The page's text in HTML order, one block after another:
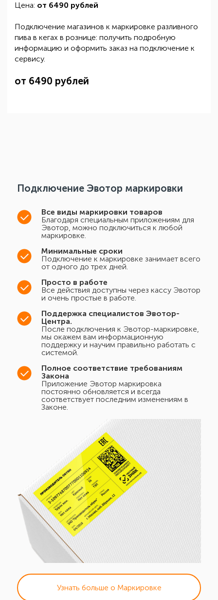
Цена: от 6490 рублей
Подключение магазинов к маркировке разливного
пива в кегах в рознице: получить подробную
информацию и оформить заказ на подключение к
сервису.
от 6490 рублей
Подключение Эвотор маркировки
Все виды маркировки товаров
Благодаря специальным приложениям для
Эвотор, можно подключиться к любой
маркировке.
Минимальные сроки
Подключение к маркировке занимает всего
от одного до трех дней.
Просто в работе
Все действия доступны через кассу Эвотор
и очень простые в работе.
Поддержка специалистов Эвотор-
Центра.
После подключения к Эвотор-маркировке,
мы окажем вам информационную
поддержку и научим правильно работать с
системой.
Полное соответствие требованиям
Закона
Приложение Эвотор маркировка
постоянно обновляется и всегда
соответствует последним изменениям в
Законе.
Узнать больше о Маркировке